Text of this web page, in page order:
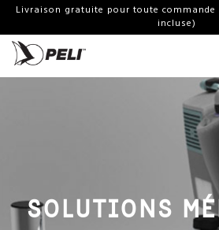
Livraison gratuite pour toute commande
incluse)
SOLUTIONS